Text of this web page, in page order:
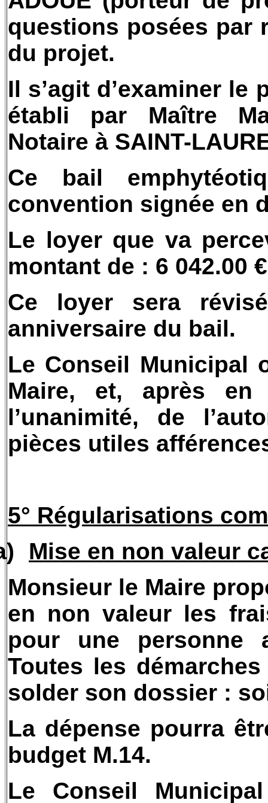
questions posées par
du projet.
Il s’agit d’examiner
établi par Maître
Notaire à SAINT-
Ce bail
convention signée en
Le loyer que va
montant de : 6 042.00
Ce loyer sera
anniversaire du bail.
Le Conseil Municipal
Maire, et, après en
l’unanimité, de
pièces utiles
5° Régularisations
Mise en non valeur
Monsieur le Maire
en non valeur les
pour une personne
Toutes les
solder son dossier :
La dépense pourra
budget M.14.
Le Conseil